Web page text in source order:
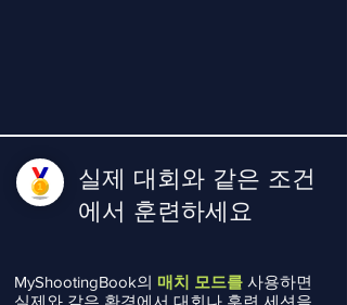
실제 대회와 같은 조건
에서 훈련하세요
MyShootingBook의 매치 모드를 사용하면
실제와 같은 환경에서 대회나 훈련 세션을